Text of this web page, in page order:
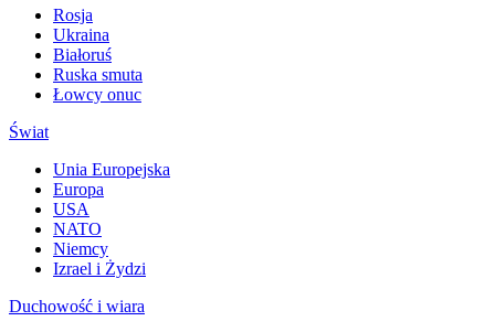
Rosja
Ukraina
Białoruś
Ruska smuta
Łowcy onuc
Świat
Unia Europejska
Europa
USA
NATO
Niemcy
Izrael i Żydzi
Duchowość i wiara